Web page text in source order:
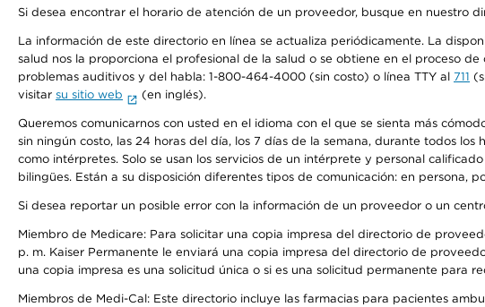
Si desea encontrar el horario de atención de un proveedor, busque en nuestro
La información de este directorio en línea se actualiza periódicamente. La
salud nos la proporciona el profesional de la salud o se obtiene en el proceso
problemas auditivos y del habla: 1-800-464-4000 (sin costo) o línea TTY al 711
visitar su sitio web (en inglés).
Queremos comunicarnos con usted en el idioma con el que se sienta más
sin ningún costo, las 24 horas del día, los 7 días de la semana, durante todos
como intérpretes. Solo se usan los servicios de un intérprete y personal
bilingües. Están a su disposición diferentes tipos de comunicación: en persona,
Si desea reportar un posible error con la información de un proveedor o un
Miembro de Medicare: Para solicitar una copia impresa del directorio de
p. m. Kaiser Permanente le enviará una copia impresa del directorio de
una copia impresa es una solicitud única o si es una solicitud permanente para
Miembros de Medi-Cal: Este directorio incluye las farmacias para pacientes